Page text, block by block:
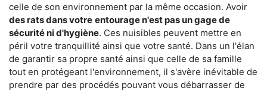
celle de son environnement par la même occasion. Avoir
des rats dans votre entourage n'est pas un gage de
sécurité ni d'hygiène. Ces nuisibles peuvent mettre en
péril votre tranquillité ainsi que votre santé. Dans un l'élan
de garantir sa propre santé ainsi que celle de sa famille
tout en protégeant l'environnement, il s'avère inévitable de
prendre par des procédés pouvant vous débarrasser de